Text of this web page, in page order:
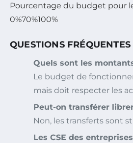
Pourcentage du budget pour
0%70%100%
QUESTIONS
Quels sont les
Le budget de
mais doit respecter les
Peut-on transférer
Non, les transferts sont
Les CSE des